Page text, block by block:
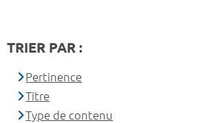
TRIER PAR :
Pertinence
Titre
Type de contenu